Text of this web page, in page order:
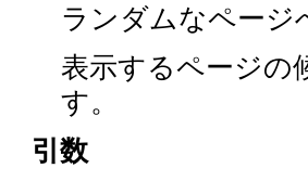
ランダムなページ
表示するページの
す。
引数